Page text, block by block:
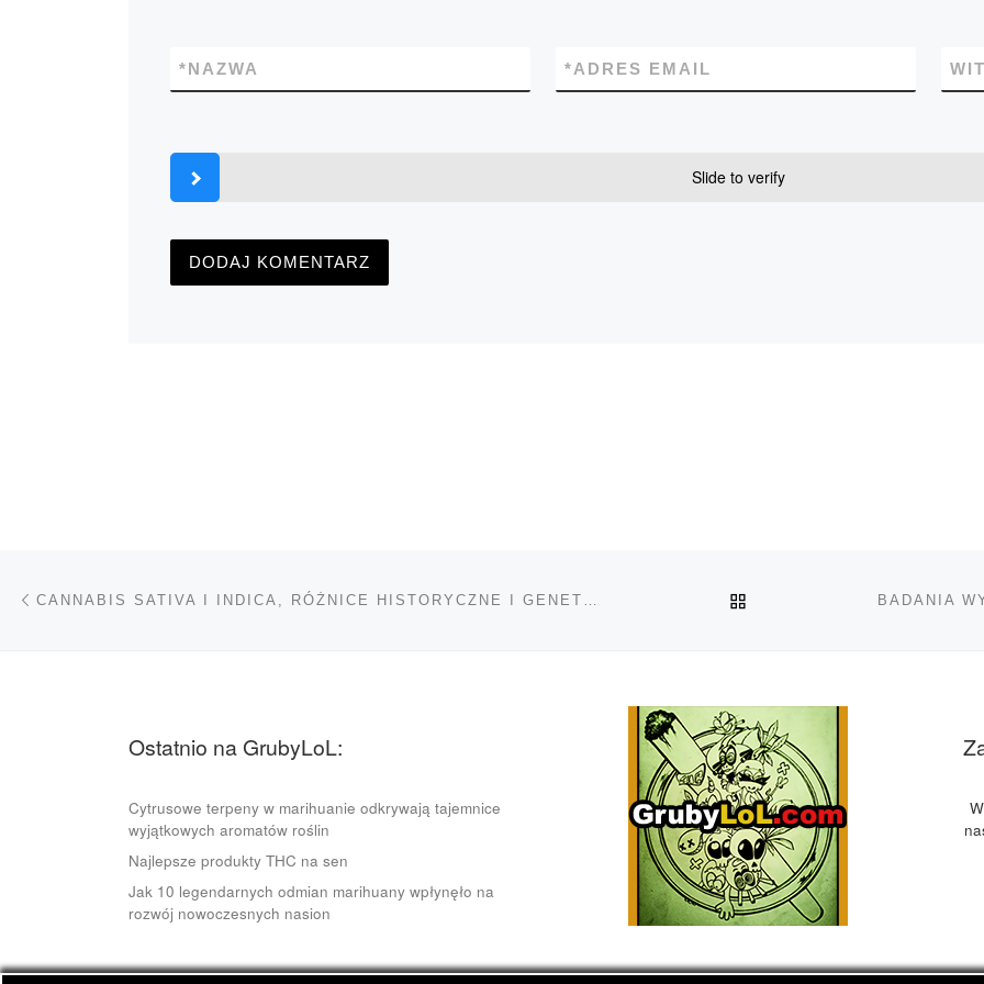
NAZWA
* ADRES EMAIL
*
Slide to verify
Nawigacja wpisu POWRÓT DO LISTY
Ostatnio na GrubyLoL:
Cytrusowe terpeny w marihuanie odkrywają tajemnice
wyjątkowych aromatów roślin
Najlepsze produkty THC na sen
Jak 10 legendarnych odmian marihuany wpłynęło na
rozwój nowoczesnych nasion